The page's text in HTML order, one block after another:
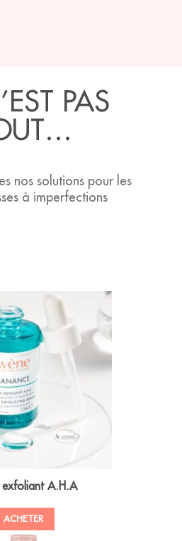
PAS
nos solutions pour les
à imperfections
exfoliant A.H.A
ACHETER